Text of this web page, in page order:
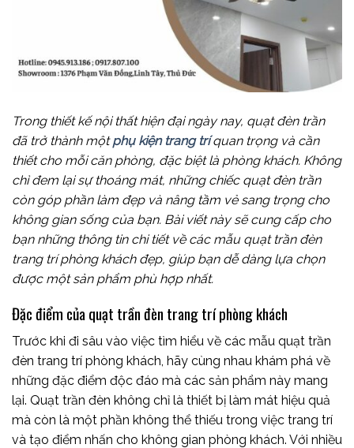
Trong thiết kế nội thất hiện đại ngày nay, quạt đèn trần
đã trở thành mộtphụ kiện trang trí quan trọng và cần
thiết cho mỗi căn phòng, đặc biệt là phòng khách. Không
chỉ đem lại sự thoáng mát, những chiếc quạt đèn trần
còn góp phần làm đẹp và nâng tầm vẻ sang trọng cho
không gian sống của bạn. Bài viết này sẽ cung cấp cho
bạn những thông tin chi tiết về các mẫu quạt trần đèn
trang trí phòng khách đẹp, giúp bạn dễ dàng lựa chọn
được một sản phẩm phù hợp nhất.
Đặc điểm của quạt trần đèn trang trí phòng khách
Trước khi đi sâu vào việc tìm hiểu về các mẫu quạt trần
đèn trang trí phòng khách, hãy cùng nhau khám phá về
những đặc điểm độc đáo mà các sản phẩm này mang
lại. Quạt trần đèn không chỉ là thiết bị làm mát hiệu quả
mà còn là một phần không thể thiếu trong việc trang trí
và tạo điểm nhấn cho không gian phòng khách. Với nhiều